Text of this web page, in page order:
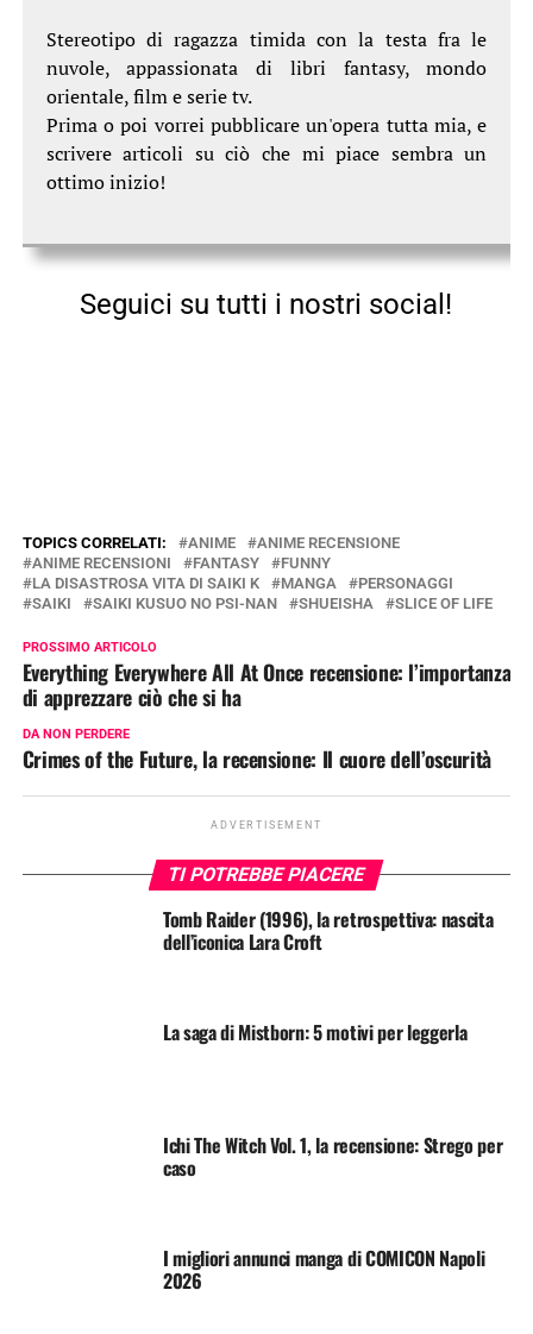
Stereotipo di ragazza timida con la testa fra le
nuvole, appassionata di libri fantasy, mondo
orientale, film e serie tv.
Prima o poi vorrei pubblicare un'opera tutta mia, e
scrivere articoli su ciò che mi piace sembra un
ottimo inizio!
Seguici su tutti i nostri social!
TOPICS CORRELATI: ANIME
ANIME RECENSIONE
ANIME RECENSIONI
FANTASY
FUNNY
LA DISASTROSA VITA DI SAIKI K
MANGA
PERSONAGGI
SAIKI
SAIKI KUSUO NO PSI-NAN SHUEISHA SLICE OF LIFE
PROSSIMO ARTICOLO
Everything Everywhere All At Once recensione: l’importanza
di apprezzare ciò che si ha
DA NON PERDERE
Crimes of the Future, la recensione: Il cuore dell’oscurità
ADVERTISEMENT
TI POTREBBE PIACERE
Tomb Raider (1996), la retrospettiva: nascita
dell’iconica Lara Croft
La saga di Mistborn: 5 motivi per leggerla
Ichi The Witch Vol. 1, la recensione: Strego per
caso
I migliori annunci manga di COMICON Napoli
2026